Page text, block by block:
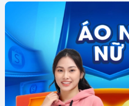
Tư vấn kỹ thuật chuyên sâu:
kinh nghiệm sẵn sàng tư vấn và
chọn sản phẩm phù hợp nhất
Dịch vụ hỗ trợ tận tâm:Hỗ trợ
chóng và dịch vụ sau bán hàng
Lưu Ý Khi Sử Dụng Dầu Máy
S3 R
Mặc dù Shell Corena S3 R có nhiều
cũng cần lưu ý một số điểm sau: